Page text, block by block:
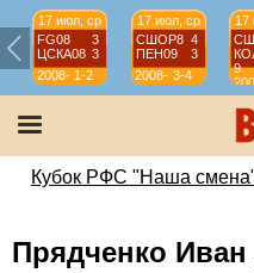
17 июл, ср
FG08
3
ЦСКА08 3
2008-
2009
1-2
17 июл, ср
СШОР8 4
ПЕН09
3
2008-
2009
3-4
17
9
Кубок РФС "Наша смена"
Прядченко